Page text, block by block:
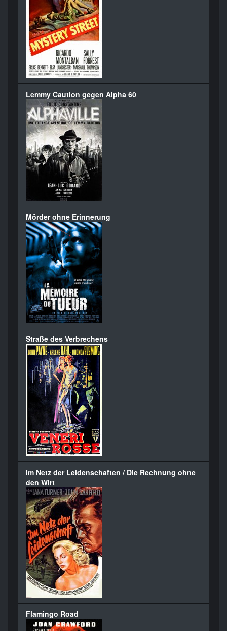
Lemmy Caution gegen Alpha 60
Mörder ohne Erinnerung
Straße des Verbrechens
Im Netz der Leidenschaften / Die Rechnung ohne
den Wirt
Flamingo Road